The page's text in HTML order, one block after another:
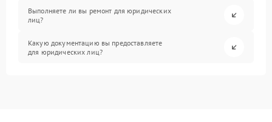
Выполняете ли вы ремонт для юридических
лиц?
Какую документацию вы предоставляете
для юридических лиц?